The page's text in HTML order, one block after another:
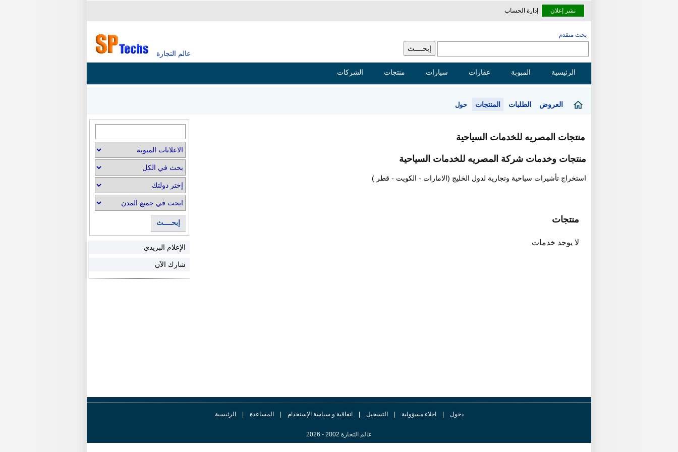
نشر إعلان إدارة الحساب
عالم التجارة
بحث متقدم
الرئيسية المبوبة عقارات سيارات منتجات الشركات
العروض الطلبات المنتجات حول
منتجات المصريه للخدمات السياحية
منتجات وخدمات شركة المصريه للخدمات السياحية
استخراج تأشيرات سياحية وتجارية لدول الخليج (الامارات - الكويت - قطر )
منتجات
لا يوجد خدمات
إبحــــث
الإعلام البريدي
شارك الآن
دخول اخلاء مسؤولية التسجيل اتفاقية و سياسة الإستخدام المساعدة الرئيسية
عالم التجارة 2002 - 2026